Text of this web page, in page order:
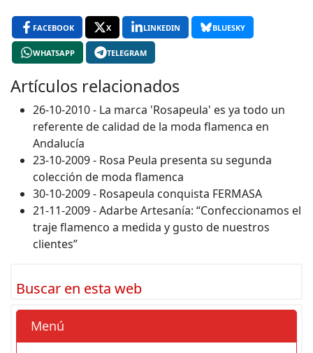
FACEBOOK X LINKEDIN BLUESKY
WHATSAPP TELEGRAM
Artículos relacionados
26-10-2010 - La marca 'Rosapeula' es ya todo un
referente de calidad de la moda flamenca en
Andalucía
23-10-2009 - Rosa Peula presenta su segunda
colección de moda flamenca
30-10-2009 - Rosapeula conquista FERMASA
21-11-2009 - Adarbe Artesanía: “Confeccionamos el
traje flamenco a medida y gusto de nuestros
clientes”
Buscar en esta web
Menú